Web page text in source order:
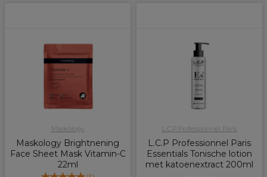
Maskology
Maskology Brightnening
Face Sheet Mask Vitamin-C
22ml
L.C.P Professionnel Paris
L.C.P Professionnel Paris
Essentials Tonische lotion
met katoenextract 200ml